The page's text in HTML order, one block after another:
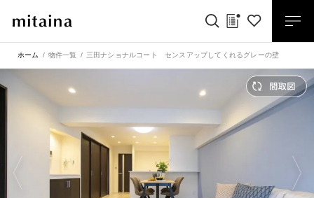
ホーム 物件一覧 三田ナショナルコート センスアップしてくれるグレーの壁